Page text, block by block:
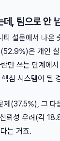
, 팀으로 안
티 설문에서 나온
은 개인
만 쓰는 단계에
심 시스템이 된
제(37.5%), 그 다
뢰성 우려(각
는 거죠.